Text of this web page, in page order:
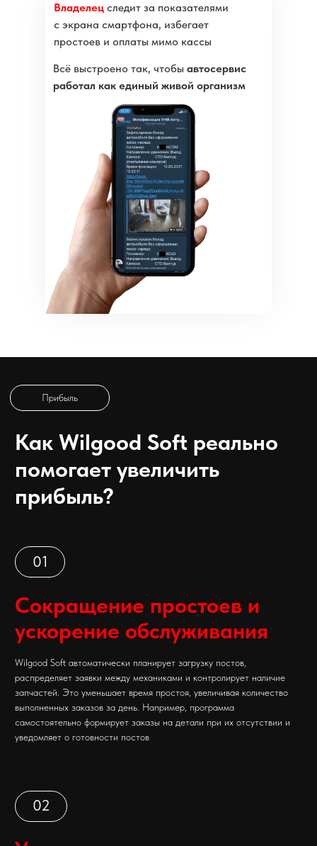
Владелец следит за показателями
с экрана смартфона, избегает
простоев и оплаты мимо кассы
Всё выстроено так, чтобы автосервис
работал как единый живой организм
прибыль?
Сокращение простоев и
ускорение обслуживания
Wilgood Soft автоматически планирует загрузку постов,
распределяет заявки между механиками и контролирует наличие
запчастей. Это уменьшает время простоя, увеличивая количество
выполненных заказов за день. Например, программа
самостоятельно формирует заказы на детали при их отсутствии и
уведомляет о готовности постов
Увеличение среднего чека
Система автоматически подбирает норму времени и перечень
работ по каждой модели автомобиля, исключая ошибки
консультантов и недоучёт услуг. Это предотвращает недосчёт и
Снижение затрат на склад
и управление ресурсами
Благодаря интеграции с поставщиками запчастей и учёту остатков,
сервис не замораживает деньги в избыточном складе. Заказы
формируются под конкретные заявки, что высвобождает оборотные
Контроль персонала и
мотивация
Wilgood Soft ведёт аналитику по каждому сотруднику: скорость
позволяет формировать справедливую систему мотивации —
бонусы за продажи запчастей и качественную работу. Это
стимулирует рост выручки без давления на клиентов.
04
удержание клиентов
CRM-модуль системы сохраняет истории клиентов, напоминает о
автоматизирует повторные визиты, формируя постоянную
05